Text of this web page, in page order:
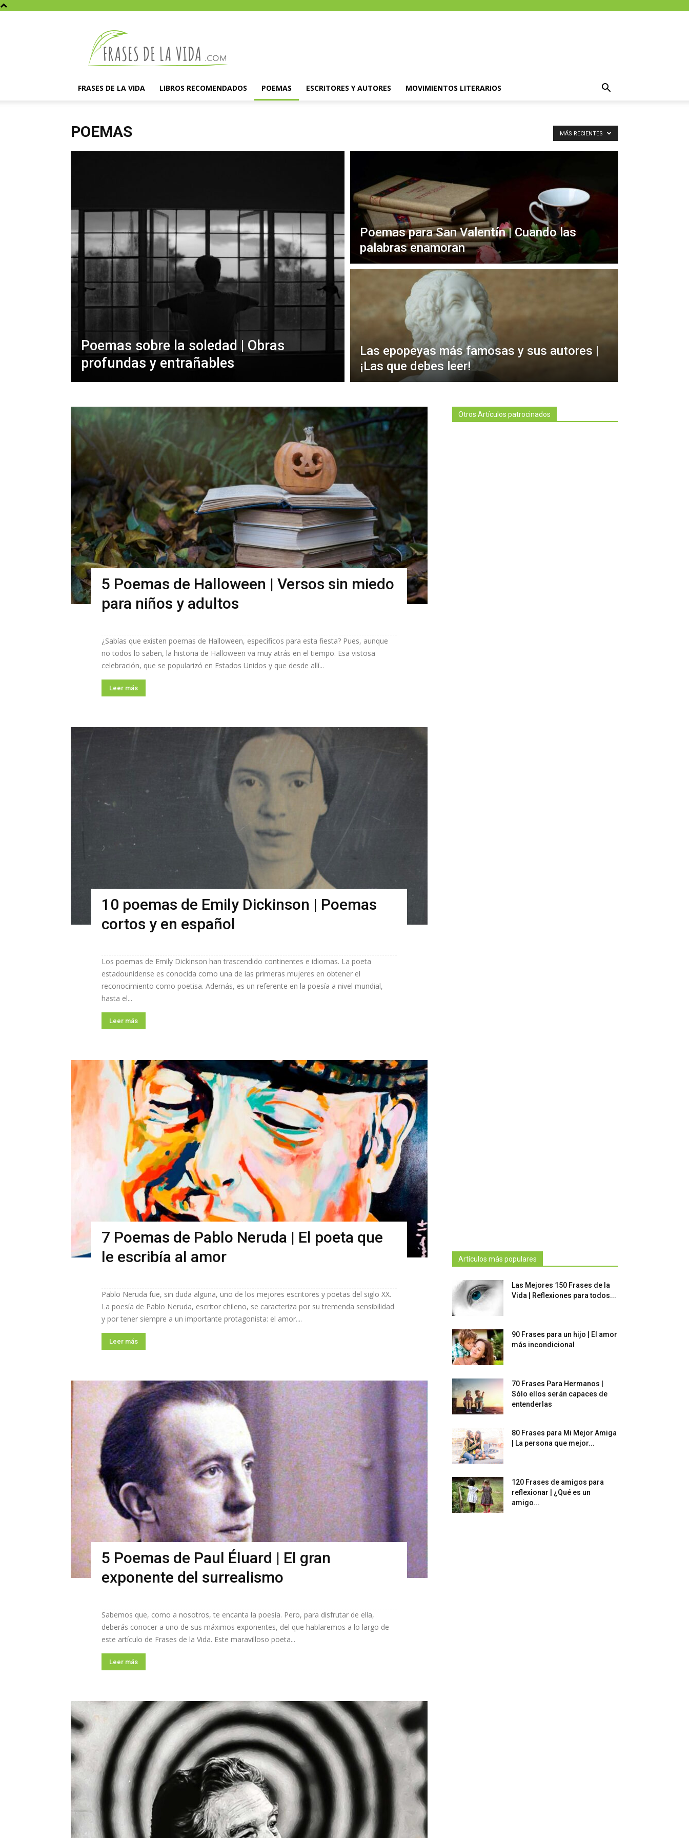
la
vida
FRASES DE LA VIDA LIBROS RECOMENDADOS POEMAS ESCRITORES Y AUTORES MOVIMIENTOS LITERARIOS
POEMAS MÁS RECIENTES
Poemas sobre la soledad | Obras
profundas y entrañables
Poemas para San Valentín | Cuando las
palabras enamoran
Las epopeyas más famosas y sus autores |
¡Las que debes leer!
5 Poemas de Halloween | Versos sin miedo
para niños y adultos
¿Sabías que existen poemas de Halloween, específicos para esta fiesta? Pues, aunque
no todos lo saben, la historia de Halloween va muy atrás en el tiempo. Esa vistosa
celebración, que se popularizó en Estados Unidos y que desde allí...
Leer más
10 poemas de Emily Dickinson | Poemas
cortos y en español
Los poemas de Emily Dickinson han trascendido continentes e idiomas. La poeta
estadounidense es conocida como una de las primeras mujeres en obtener el
reconocimiento como poetisa. Además, es un referente en la poesía a nivel mundial,
hasta el...
Leer más
7 Poemas de Pablo Neruda | El poeta que
le escribía al amor
Pablo Neruda fue, sin duda alguna, uno de los mejores escritores y poetas del siglo XX.
La poesía de Pablo Neruda, escritor chileno, se caracteriza por su tremenda sensibilidad
y por tener siempre a un importante protagonista: el amor....
Leer más
5 Poemas de Paul Éluard | El gran
exponente del surrealismo
Sabemos que, como a nosotros, te encanta la poesía. Pero, para disfrutar de ella,
deberás conocer a uno de sus máximos exponentes, del que hablaremos a lo largo de
este artículo de Frases de la Vida. Este maravilloso poeta...
Leer más
Otros Artículos patrocinados
Artículos más populares
Las Mejores 150 Frases de la
Vida | Reflexiones para todos...
90 Frases para un hijo | El amor
más incondicional
70 Frases Para Hermanos |
Sólo ellos serán capaces de
entenderlas
80 Frases para Mi Mejor Amiga
| La persona que mejor...
120 Frases de amigos para
reflexionar | ¿Qué es un
amigo...